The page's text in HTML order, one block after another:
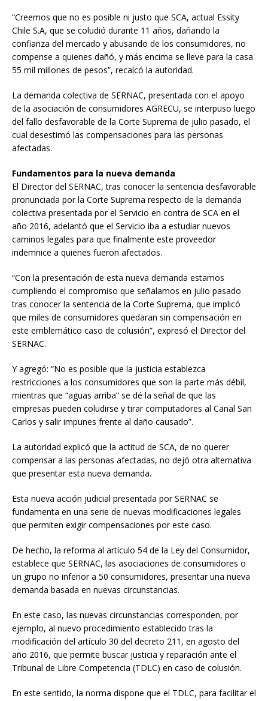
“Creemos que no es posible ni justo que SCA, actual Essity
Chile S.A, que se coludió durante 11 años, dañando la
confianza del mercado y abusando de los consumidores, no
compense a quienes dañó, y más encima se lleve para la casa
55 mil millones de pesos”, recalcó la autoridad.
La demanda colectiva de SERNAC, presentada con el apoyo
de la asociación de consumidores AGRECU, se interpuso luego
del fallo desfavorable de la Corte Suprema de julio pasado, el
cual desestimó las compensaciones para las personas
afectadas.
Fundamentos para la nueva demanda
El Director del SERNAC, tras conocer la sentencia desfavorable
pronunciada por la Corte Suprema respecto de la demanda
colectiva presentada por el Servicio en contra de SCA en el
año 2016, adelantó que el Servicio iba a estudiar nuevos
caminos legales para que finalmente este proveedor
indemnice a quienes fueron afectados.
“Con la presentación de esta nueva demanda estamos
cumpliendo el compromiso que señalamos en julio pasado
tras conocer la sentencia de la Corte Suprema, que implicó
que miles de consumidores quedaran sin compensación en
este emblemático caso de colusión”, expresó el Director del
SERNAC.
Y agregó: “No es posible que la justicia establezca
restricciones a los consumidores que son la parte más débil,
mientras que “aguas arriba” se dé la señal de que las
empresas pueden coludirse y tirar computadores al Canal San
Carlos y salir impunes frente al daño causado”.
La autoridad explicó que la actitud de SCA, de no querer
compensar a las personas afectadas, no dejó otra alternativa
que presentar esta nueva demanda.
Esta nueva acción judicial presentada por SERNAC se
fundamenta en una serie de nuevas modificaciones legales
que permiten exigir compensaciones por este caso.
De hecho, la reforma al artículo 54 de la Ley del Consumidor,
establece que SERNAC, las asociaciones de consumidores o
un grupo no inferior a 50 consumidores, presentar una nueva
demanda basada en nuevas circunstancias.
En este caso, las nuevas circunstancias corresponden, por
ejemplo, al nuevo procedimiento establecido tras la
modificación del artículo 30 del decreto 211, en agosto del
año 2016, que permite buscar justicia y reparación ante el
Tribunal de Libre Competencia (TDLC) en caso de colusión.
En este sentido, la norma dispone que el TDLC, para facilitar el